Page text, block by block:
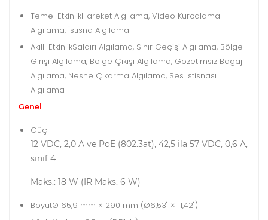
Temel EtkinlikHareket Algılama, Video Kurcalama
Algılama, İstisna Algılama
Akıllı EtkinlikSaldırı Algılama, Sınır Geçişi Algılama, Bölge
Girişi Algılama, Bölge Çıkışı Algılama, Gözetimsiz Bagaj
Algılama, Nesne Çıkarma Algılama, Ses İstisnası
Algılama
Genel
Güç
12 VDC, 2,0 A ve PoE (802.3at), 42,5 ila 57 VDC, 0,6 A,
sınıf 4
Maks.: 18 W (IR Maks. 6 W)
BoyutØ165,9 mm × 290 mm (Ø6,53" × 11,42")